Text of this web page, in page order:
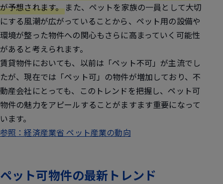
が予想されます。 また、ペットを家族の一員として大切
にする風潮が広がっていることから、ペット用の設備や
環境が整った物件への関心もさらに高まっていく可能性
があると考えられます。
賃貸物件においても、以前は「ペット不可」が主流でし
たが、現在では「ペット可」の物件が増加しており、不
動産会社にとっても、このトレンドを把握し、ペット可
物件の魅力をアピールすることがますます重要になって
います。
参照：経済産業省 ペット産業の動向
ペット可物件の最新トレンド